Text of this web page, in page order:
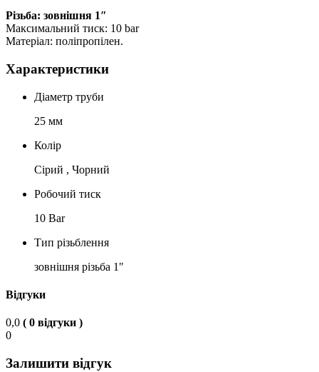
Різьба: зовнішня 1″
Максимальний тиск: 10 bar
Матеріал: поліпропілен.
Характеристики
Діаметр труби
25 мм
Колір
Сірий , Чорний
Робочий тиск
10 Bar
Тип різьблення
зовнішня різьба 1"
Відгуки
0,0 ( 0 відгуки )
0
Залишити відгук